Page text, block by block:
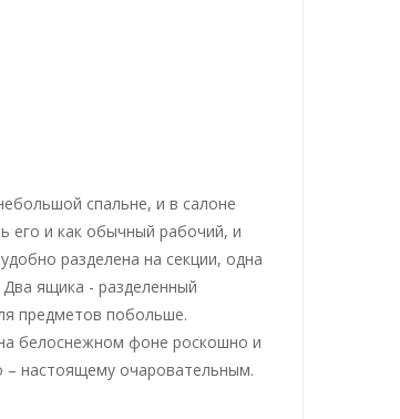
спальне, и в салоне
его и как обычный рабочий, и
разделена на секции, одна
ящика - разделенный
предметов побольше.
белоснежном фоне роскошно и
– настоящему очаровательным.